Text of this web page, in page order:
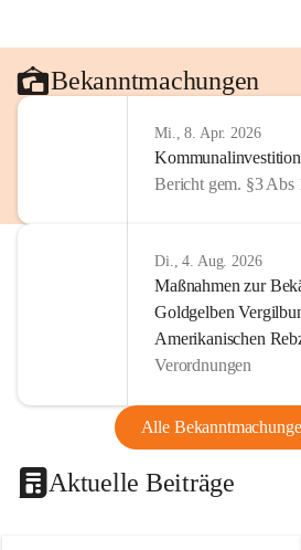
Bekanntmachungen
Mi., 8. Apr. 2026
Bericht gem. §3
Di., 4. Aug. 2026
Maßnahmen zur
Goldgelben
Amerikanischen
Verordnungen
Alle
Aktuelle Beiträge